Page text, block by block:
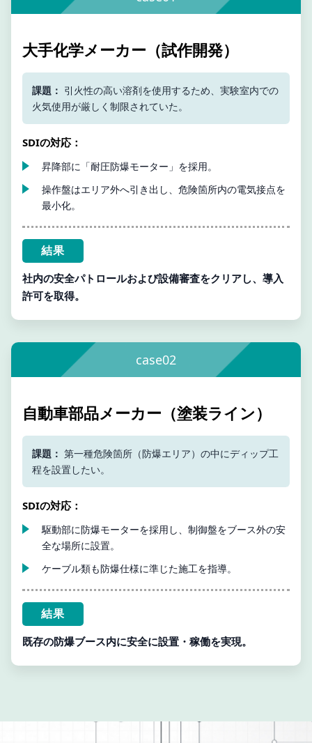
大手化学メーカー（試作開発）
課題： 引火性の高い溶剤を使用するため、実験室内での
火気使用が厳しく制限されていた。
SDIの対応：
昇降部に「耐圧防爆モーター」を採用。
操作盤はエリア外へ引き出し、危険箇所内の電気接点を
最小化。
結果
社内の安全パトロールおよび設備審査をクリアし、導入
許可を取得。
case02
自動車部品メーカー（塗装ライン）
課題： 第一種危険箇所（防爆エリア）の中にディップ工
程を設置したい。
SDIの対応：
駆動部に防爆モーターを採用し、制御盤をブース外の安
全な場所に設置。
ケーブル類も防爆仕様に準じた施工を指導。
結果
既存の防爆ブース内に安全に設置・稼働を実現。